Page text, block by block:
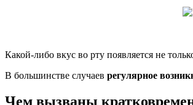
Какой-либо вкус во рту появляется не
В большинстве случаев регулярное
Чем вызваны